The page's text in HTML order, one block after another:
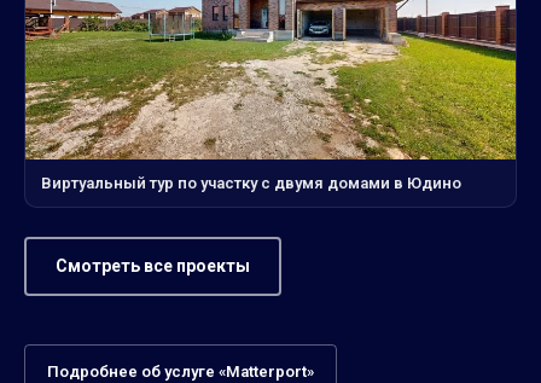
Виртуальный тур по участку с двумя домами в Юдино
Смотреть все проекты
Подробнее об услуге «Matterport»